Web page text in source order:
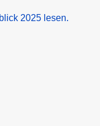
2025 lesen.